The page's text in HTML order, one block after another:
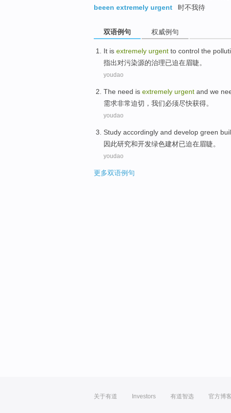
beeen extremely urgent
时不我待
双语例句 权威例句
It is extremely urgent to control the
指出对污染源的治理已迫在眉睫。
youdao
The need is extremely urgent and we
需求非常迫切 ， 我们必须尽快获得。
youdao
Study accordingly and develop green
因此研究和开发绿色建材已迫在眉睫。
youdao
更多双语例句
关于有道 Investors 有道智选 官方博客